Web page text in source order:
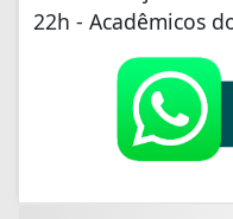
22h - Acadêmicos